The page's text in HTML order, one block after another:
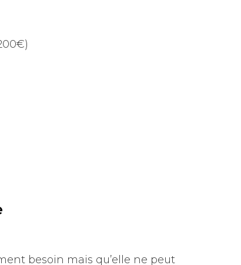
besoin mais qu’elle ne peut